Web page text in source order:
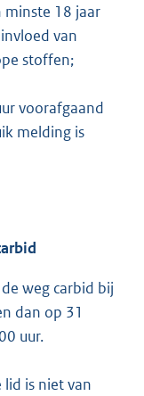
minste 18 jaar
van
stoffen;
voorafgaand
melding is
weg carbid bij
dan op 31
uur.
is niet van